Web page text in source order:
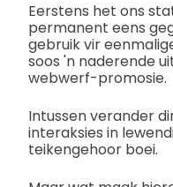
Eerstens het ons
permanent eens
gebruik vir
soos 'n naderende
webwerf-promosie.
Intussen verander
interaksies in
teikengehoor boei.